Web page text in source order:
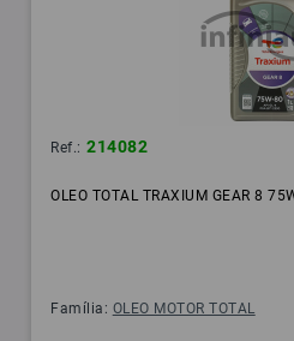
Ref.: 214082
OLEO TOTAL TRAXIUM GEAR 8
Família: OLEO MOTOR TOTAL